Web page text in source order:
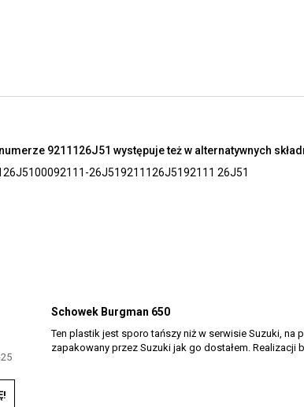
9211126J51 występuje też w alternatywnych
92111-26J519211126J5192111 26J51
Schowek Burgman 650
Ten plastik jest sporo tańszy niż w serwisie Suzuki, na
zapakowany przez Suzuki jak go dostałem. Realizacji